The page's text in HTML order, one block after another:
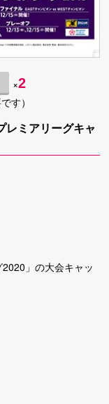
×2
す）
レミアリーグキャ
」の大会キャッ